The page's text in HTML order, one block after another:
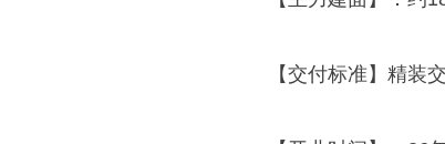
【交付标准】精装